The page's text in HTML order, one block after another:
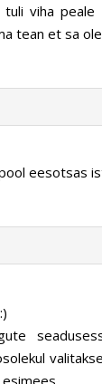
viha peale
tean et sa
eesotsas